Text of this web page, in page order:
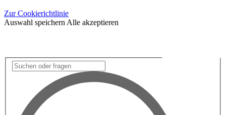
Zur Cookierichtlinie
Auswahl speichern Alle akzeptieren